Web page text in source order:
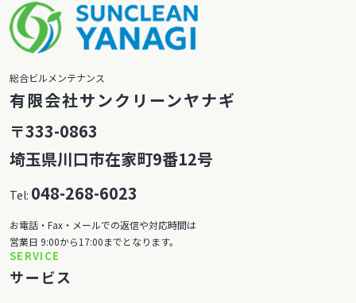
総合ビルメンテナンス
有限会社サンクリーンヤナギ
〒333-0863
埼玉県川口市在家町9番12号
Tel: 048-268-6023
お電話・Fax・メールでの返信や対応時間は
営業日 9:00から17:00までとなります。
SERVICE
サービス